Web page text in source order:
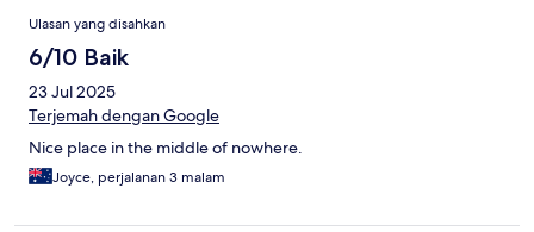
Ulasan yang disahkan
6/10 Baik
23 Jul 2025
Terjemah dengan Google
Nice place in the middle of nowhere.
Joyce, perjalanan 3 malam